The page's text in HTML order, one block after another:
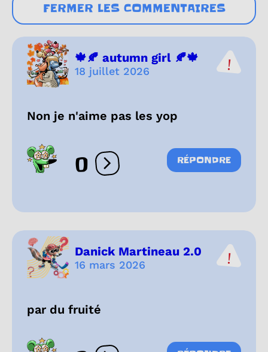
FERMER LES COMMENTAIRES
🍁🍂 autumn girl 🍂🍁
18 juillet 2026
Non je n'aime pas les yop
0 Ouvrir les réactions
RÉPONDRE
Danick Martineau 2.0
16 mars 2026
par du fruité